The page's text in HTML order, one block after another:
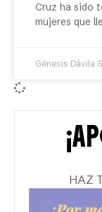
Cruz ha sido
mujeres que
Génesis Dávila
HAZ